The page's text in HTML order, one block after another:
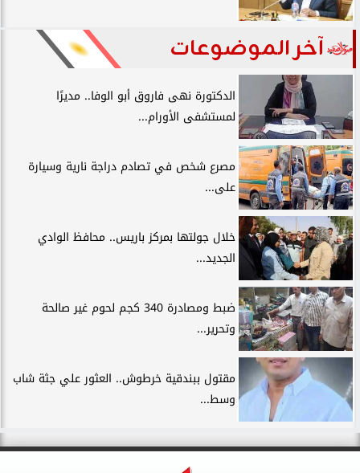
آخر الموضوعات
الدكتورة نهى فاروق أبو الوفا.. مديرًا
لمستشفى الأورام...
مصرع شخص في تصادم دراجة نارية وسيارة
على...
خلال جولتها بمركز باريس.. محافظ الوادي
الجديد...
ضبط ومصادرة 340 كجم لحوم غير صالحة
وتحرير...
مقتول ببندقية خرطوش.. العثور علي جثة شاب
وسط...